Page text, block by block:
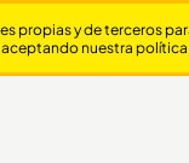
propias y de terceros
nuestra